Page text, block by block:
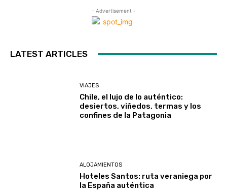
- Advertisement -
LATEST ARTICLES
VIAJES
Chile, el lujo de lo auténtico:
desiertos, viñedos, termas y los
confines de la Patagonia
ALOJAMIENTOS
Hoteles Santos: ruta veraniega por
la España auténtica